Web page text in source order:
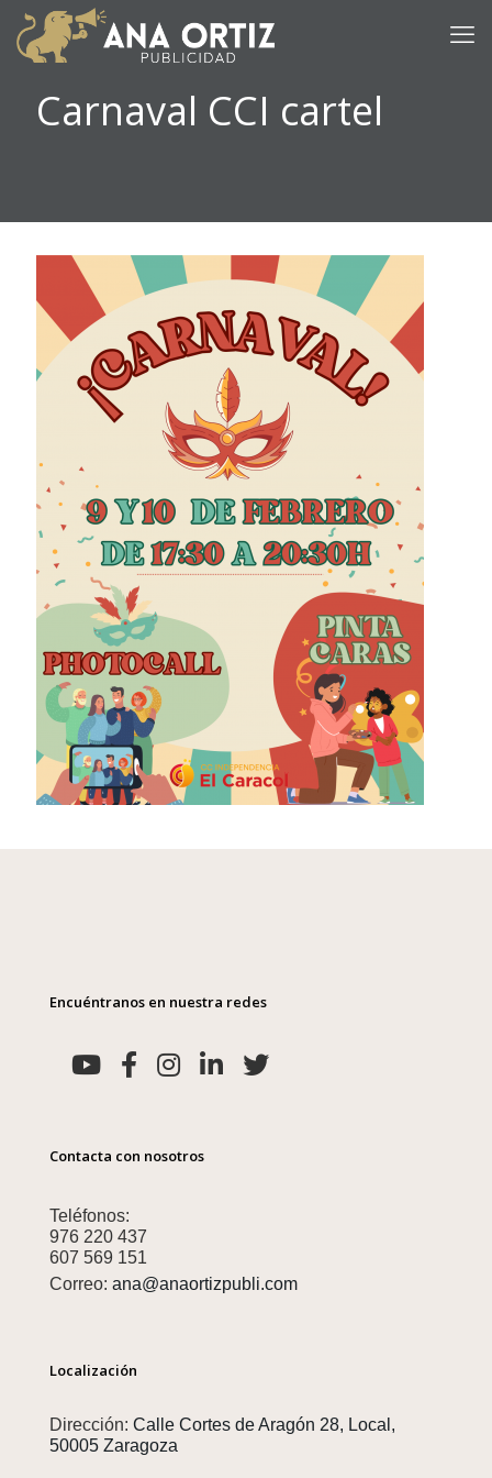
Carnaval CCI cartel
Encuéntranos en nuestra redes
Contacta con nosotros
Teléfonos:
976 220 437
607 569 151
Correo: ana@anaortizpubli.com
Localización
Dirección: Calle Cortes de Aragón 28, Local,
50005 Zaragoza